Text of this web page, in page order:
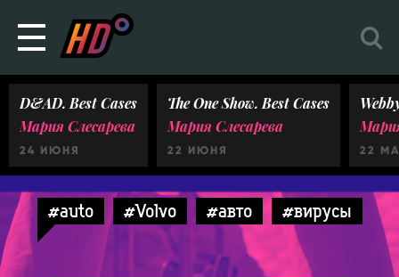
D&AD. Best Cases
Мария Слесарева
24 ИЮНЯ
The One Show. Best Cases
Мария Слесарева
22 ИЮНЯ 22
#auto #Volvo #авто #вирусы